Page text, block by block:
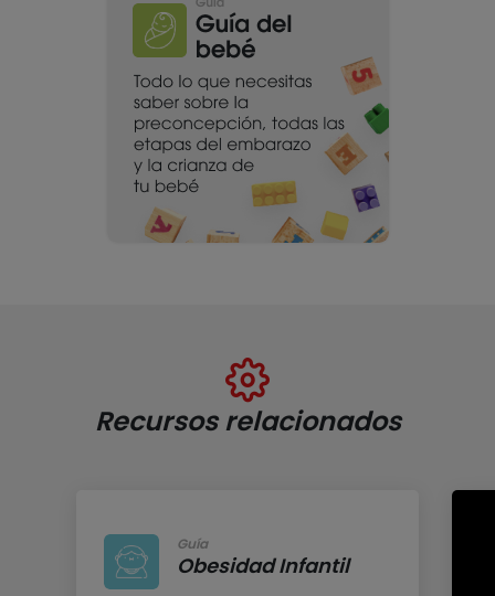
Recursos relacionados
Guía
Obesidad Infantil